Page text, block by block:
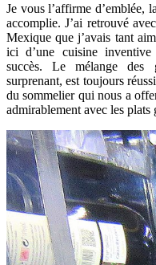
Je vous l’affirme d’emblée,
accomplie. J’ai retrouvé
Mexique que j’avais tant
ici d’une cuisine
succès. Le mélange des
surprenant, est toujours
du sommelier qui nous a
admirablement avec les plats